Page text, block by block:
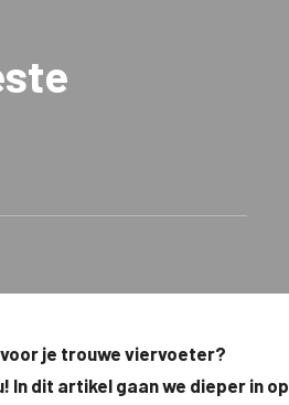
je trouwe viervoeter?
In dit artikel gaan we dieper in op